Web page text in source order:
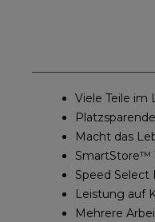
Viele Teile im
Macht das
SmartStore™
Speed Select
Leistung auf
Mehrere